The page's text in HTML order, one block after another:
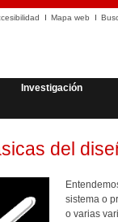
Mapa web
Investigación
del
sistema o
o varias